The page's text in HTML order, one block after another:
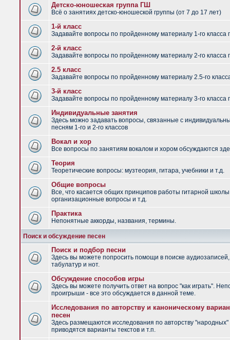
Детско-юношеская группа ГШ
Всё о занятиях детско-юношеской группы (от 7 до 17 лет)
1-й класс
Задавайте вопросы по пройденному материалу 1-го класса
2-й класс
Задавайте вопросы по пройденному материалу 2-го класса
2.5 класс
Задавайте вопросы по пройденному материалу 2.5-го
3-й класс
Задавайте вопросы по пройденному материалу 3-го класса
Индивидуальные занятия
Здесь можно задавать вопросы, связанные с
песням 1-го и 2-го классов
Вокал и хор
Все вопросы по занятиям вокалом и хором обсуждаются
Теория
Теоретические вопросы: музтеория, гитара, учебники и т.д.
Общие вопросы
Все, что касается общих принципов работы гитарной
организационные вопросы и т.д.
Практика
Непонятные аккорды, названия, термины.
Поиск и обсуждение песен
Поиск и подбор песни
Здесь вы можете попросить помощи в поиске аудиозаписей,
табулатур и нот.
Обсуждение способов игры
Здесь вы можете получить ответ на вопрос "как играть".
проигрыши - все это обсуждается в данной теме.
Исследования по авторству и каноническому
песен
Здесь размещаются исследования по авторству "народных"
приводятся варианты текстов и т.п.